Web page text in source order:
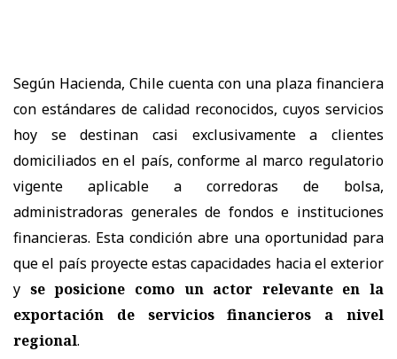
Según Hacienda, Chile cuenta con una plaza financiera
con estándares de calidad reconocidos, cuyos servicios
hoy se destinan casi exclusivamente a clientes
domiciliados en el país, conforme al marco regulatorio
vigente aplicable a corredoras de bolsa,
administradoras generales de fondos e instituciones
financieras. Esta condición abre una oportunidad para
que el país proyecte estas capacidades hacia el exterior
y se posicione como un actor relevante en la
exportación de servicios financieros a nivel
regional.